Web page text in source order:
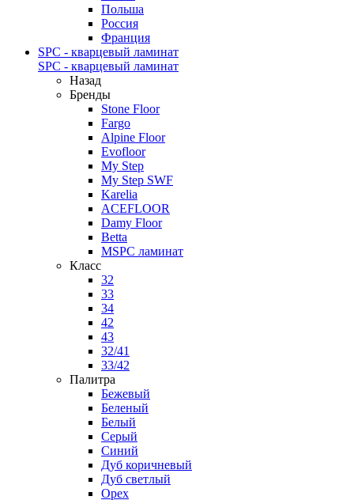
Польша
Россия
Франция
SPC - кварцевый ламинат
SPC - кварцевый ламинат
Назад
Бренды
Stone Floor
Fargo
Alpine Floor
Evofloor
My Step
My Step SWF
Karelia
ACEFLOOR
Damy Floor
Betta
MSPC ламинат
Класс
32
33
34
42
43
32/41
33/42
Палитра
Бежевый
Беленый
Белый
Серый
Синий
Дуб коричневый
Дуб светлый
Орех